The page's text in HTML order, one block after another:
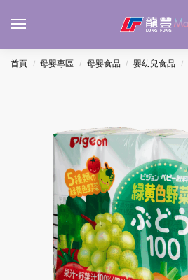
首頁 / 母嬰專區 / 母嬰食品 / 嬰幼兒食品 /